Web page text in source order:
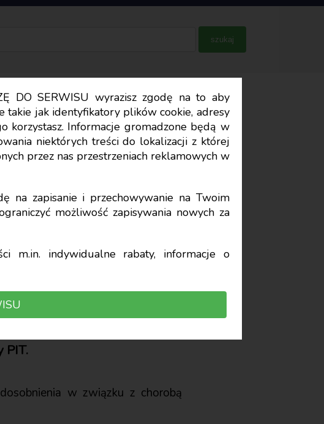
DO SERWISU wyrazisz zgodę na to aby
takie jak identyfikatory plików cookie, adresy
korzystasz. Informacje gromadzone będą w
niektórych treści do lokalizacji z której
przez nas przestrzeniach reklamowych w
na zapisanie i przechowywanie na Twoim
możliwość zapisywania nowych za
m.in. indywidualne rabaty, informacje o
Data publikacji: 2021-03-05
przez
i
podatkowe nakazują różne
PIT.
w związku z chorobą